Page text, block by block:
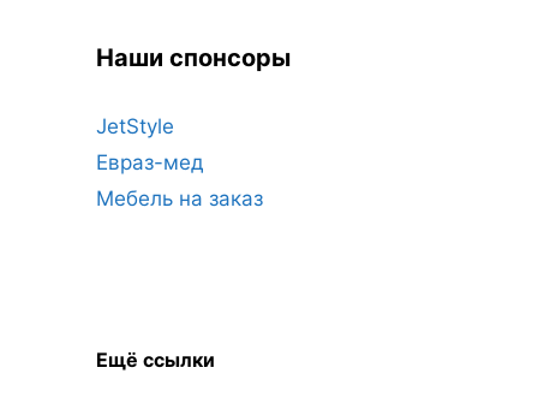
Наши спонсоры
JetStyle
Евраз-мед
Мебель на заказ
Ещё ссылки